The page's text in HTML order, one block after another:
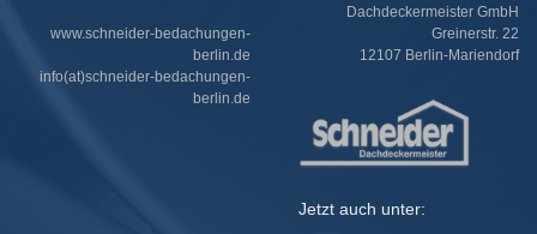
www.schneider-bedachungen-
berlin.de
info(at)schneider-bedachungen-
berlin.de
Dachdeckermeister GmbH
Greinerstr. 22
12107 Berlin-Mariendorf
Jetzt auch unter: